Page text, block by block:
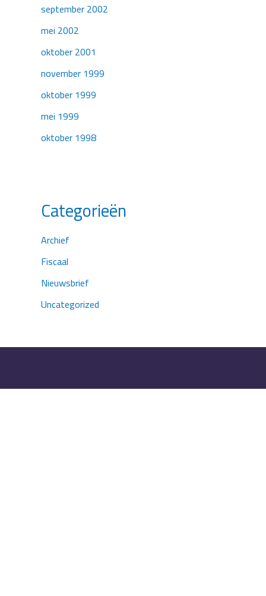
september 2002
mei 2002
oktober 2001
november 1999
oktober 1999
mei 1999
oktober 1998
Categorieën
Archief
Fiscaal
Nieuwsbrief
Uncategorized